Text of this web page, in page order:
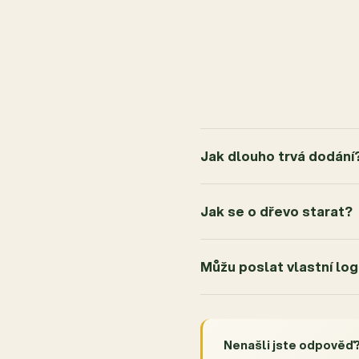
Jak dlouho trvá
Jak se o dřevo starat?
Můžu poslat vlastní
Nenašli jste odpověď?